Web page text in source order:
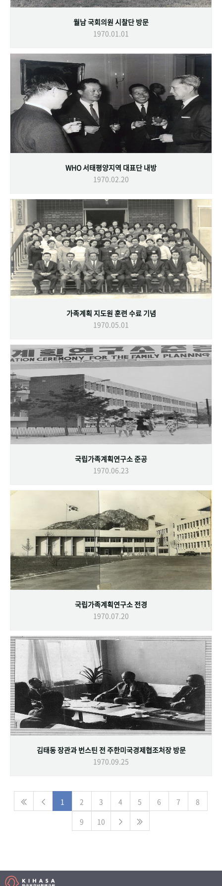
월남 국회의원 시찰단 방문
1970.01.01
WHO 서태평양지역 대표단 내방
1970.02.20
가족계획 지도원 훈련 수료 기념
1970.05.01
국립가족계획연구소 준공
1970.06.23
국립가족계획연구소 전경
1970.07.20
김태동 장관과 번스틴 전 주한미국경제협조처장 방문
1970.09.25
1 2 3 4 5 6 7
8
9
10